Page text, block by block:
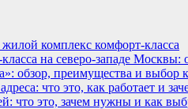
комплекс комфорт-класса
на северо-западе
обзор, преимущества и выбор
что это, как работает и
что это, зачем нужны и как